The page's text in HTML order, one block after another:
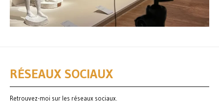
RÉSEAUX SOCIAUX
Retrouvez-moi sur les réseaux sociaux.